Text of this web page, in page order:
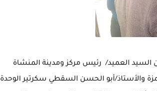
السيد العميد/ رئيس مركز ومدينة المنشاة
والأستاذ/أبو الحسن السقطي سكرتير الوحدة